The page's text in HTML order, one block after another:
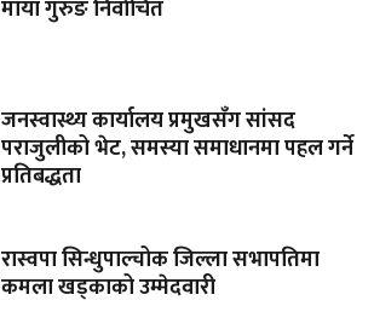
माया गुरुङ निर्वाचित
जनस्वास्थ्य कार्यालय प्रमुखसँग सांसद
पराजुलीको भेट, समस्या समाधानमा पहल गर्ने
प्रतिबद्धता
रास्वपा सिन्धुपाल्चोक जिल्ला सभापतिमा
कमला खड्काको उम्मेदवारी